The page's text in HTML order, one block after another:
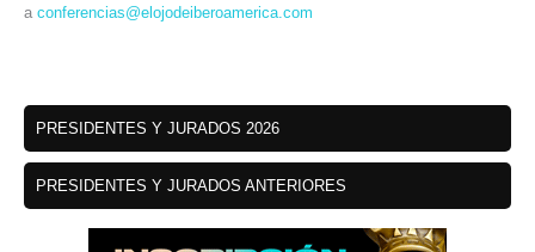
a conferencias@elojodeiberoamerica.com
PRESIDENTES Y JURADOS 2026
PRESIDENTES Y JURADOS ANTERIORES